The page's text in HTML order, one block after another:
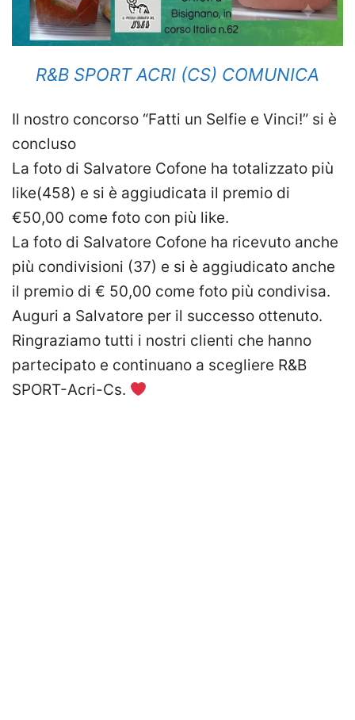
R&B SPORT ACRI (CS) COMUNICA
Il nostro concorso “Fatti un Selfie e Vinci!” si è
concluso
La foto di Salvatore Cofone ha totalizzato più
like(458) e si è aggiudicata il premio di
€50,00 come foto con più like.
La foto di Salvatore Cofone ha ricevuto anche
più condivisioni (37) e si è aggiudicato anche
il premio di € 50,00 come foto più condivisa.
Auguri a Salvatore per il successo ottenuto.
Ringraziamo tutti i nostri clienti che hanno
partecipato e continuano a scegliere R&B
SPORT-Acri-Cs.